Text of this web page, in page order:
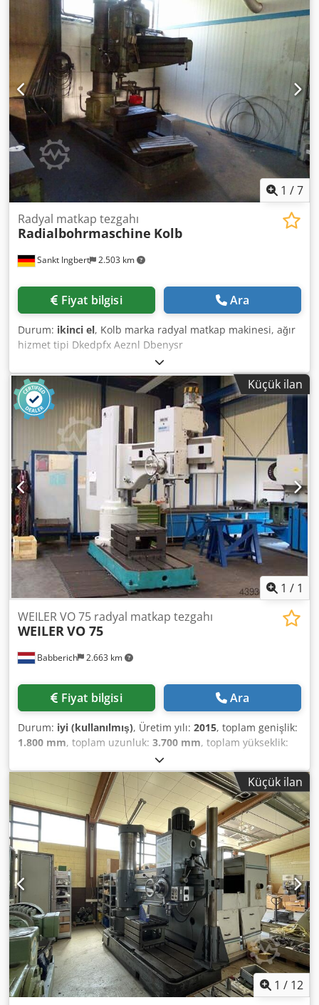
burun/tabla mesafesi: 1200 mm Kullanışlı tabla ölçüleri:
1700 x 1000 mm Karşı punta: CM5 Djdpfx Aezmxzqjnyekr
Hidrolik kilitlemeli araba + kol + kolon Otomatik ilerleme
çalışmıyor Yağlama pompası Voltaj: 380 V Boyutlar (U x G x
Y): 2400 x 1200 x 3200 mm Ağırlık: yaklaşık 4 ton
1 /7
Sankt Ingbert 2.503 km
Radyal matkap tezgahı
Radialbohrmaschine Kolb
Fiyat bilgisi Ara
Durum: ikinci el, Kolb marka radyal matkap makinesi, ağır
hizmet tipi Dkedpfx Aeznl Dbenysr
Küçük ilan
1 / 1
Babberich 2.663 km
WEILER VO 75 radyal matkap tezgahı
WEILER VO 75
Fiyat bilgisi Ara
Durum: iyi (kullanılmış), Üretim yılı: 2015, toplam genişlik:
1.800 mm, toplam uzunluk: 3.700 mm, toplam yükseklik:
14.000 kg
delme çapı: 75 mm Dodpfxezi S Snj Anyskr Uzunluk: 3700
mm Genişlik: 1800 mm Yükseklik: 4300 mm Ağırlık: 14000
kg Lütfen dikkat: Bu sayfadaki bilgiler, elimizden geldiğince
ve mümkün olduğunca üreticiden alınan en doğru bilgiler
doğrultusunda hazırlanmıştır. Bilgiler iyi niyetle
sunulmaktadır, ancak doğruluğu garanti edilemez. Bu
nedenle, herhangi bir garanti veya sözleşme şartı
oluşturmaz. Tüm önemli ayrıntıları kontrol etmenizi
öneririz.
Küçük ilan
1 / 12